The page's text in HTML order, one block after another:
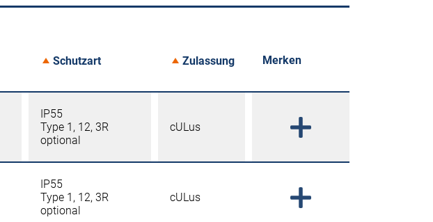
Schutzart Zulassung Merken
IP55
Type 1, 12, 3R
optional
cULus
IP55
Type 1, 12, 3R
optional
cULus